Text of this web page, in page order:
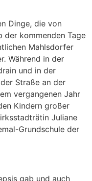
Dinge, die von
der kommenden Tage
Mahlsdorfer
Während in der
und in der
Straße an der
vergangenen Jahr
Kindern großer
Juliane
Grundschule der
gab und auch